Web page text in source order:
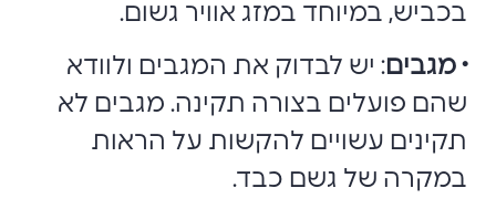
בכביש, במיוחד במזג אוויר גשום.
• מגבים: יש לבדוק את המגבים ולוודא
שהם פועלים בצורה תקינה. מגבים לא
תקינים עשויים להקשות על הראות
במקרה של גשם כבד.